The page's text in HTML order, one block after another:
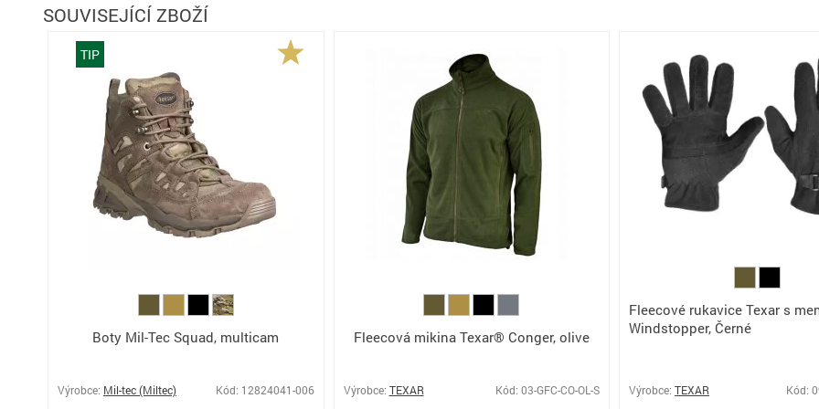
SOUVISEJÍCÍ ZBOŽÍ
TIP
Boty Mil-Tec Squad, multicam
Výrobce: Mil-tec (Miltec) Kód: 12824041-006
Fleecová mikina Texar® Conger, olive
Výrobce: TEXAR Kód: 03-GFC-CO-OL-S
Fleecové rukavice Texar s
Windstopper, Černé
Výrobce: TEXAR Kód: